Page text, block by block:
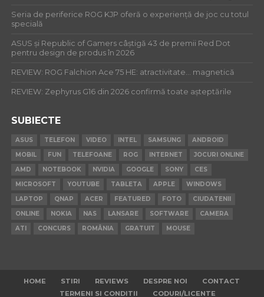
Seria de periferice ROG KJP oferă o experiență de joc cu totul
specială
ASUS și Republic of Gamers câștigă 43 de premii Red Dot
pentru design de produs în 2026
REVIEW: ROG Falchion Ace 75 HE: atractivitate… magnetică
REVIEW: Zephyrus G16 din 2026 confirmă toate așteptările
SUBIECTE
ASUS TELEFON VIDEO INTEL SAMSUNG
ANDROID
MOBIL
FUN TELEFOANE ROG INTERNET
JOCURI ONLINE
AMD
NOTEBOOK NVIDIA GOOGLE SONY
CES
MICROSOFT
YOUTUBE TABLETA APPLE
WINDOWS
LAPTOP
QNAP ACER FEATURED FOTO
CIUDATENII
ONLINE
NOKIA NAS LANSARE SOFTWARE
CAMERA
ATI
CONCURS ROMÂNIA GRATUIT MOUSE
HOME STIRI REVIEWS DESPRE NOI
CONTACT
TERMENI SI CONDITII
CODURI/LICENTE